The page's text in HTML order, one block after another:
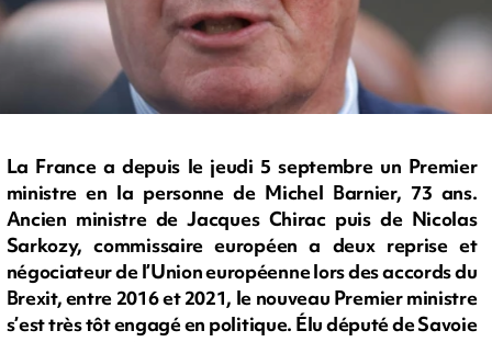
La France a depuis le jeudi 5 septembre un Premier
ministre en la personne de Michel Barnier, 73 ans.
Ancien ministre de Jacques Chirac puis de Nicolas
Sarkozy, commissaire européen a deux reprise et
négociateur de l’Union européenne lors des accords du
Brexit, entre 2016 et 2021, le nouveau Premier ministre
s’est très tôt engagé en politique. Élu député de Savoie